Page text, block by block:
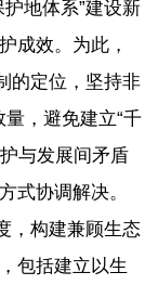
地体系”建设新
成效。为此，
的定位，坚持非
量，避免建立“千
与发展间矛盾
式协调解决。
，构建兼顾生态
包括建立以生